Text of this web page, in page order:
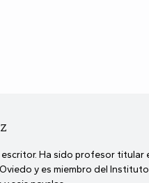
Ha sido profesor titular
y es miembro del